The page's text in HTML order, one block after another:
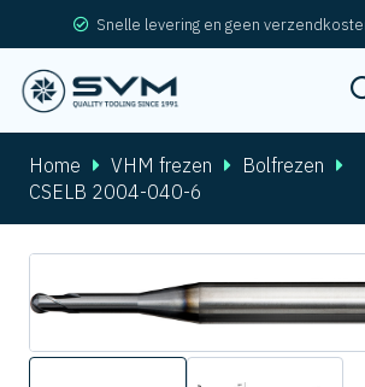
Snelle levering en geen
Home VHM frezen
Bolfrezen
CSELB 2004-040-6